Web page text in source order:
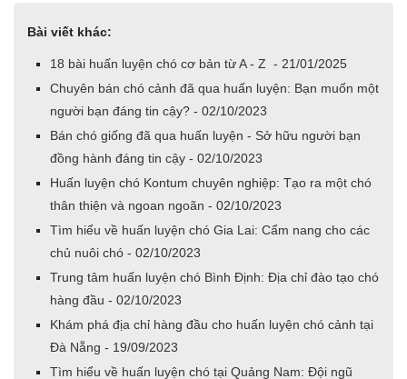
Bài viết khác:
18 bài huấn luyện chó cơ bản từ A - Z - 21/01/2025
Chuyên bán chó cảnh đã qua huấn luyện: Bạn muốn một
người bạn đáng tin cậy? - 02/10/2023
Bán chó giống đã qua huấn luyện - Sở hữu người bạn
đồng hành đáng tin cậy - 02/10/2023
Huấn luyện chó Kontum chuyên nghiệp: Tạo ra một chó
thân thiện và ngoan ngoãn - 02/10/2023
Tìm hiểu về huấn luyện chó Gia Lai: Cẩm nang cho các
chủ nuôi chó - 02/10/2023
Trung tâm huấn luyện chó Bình Định: Địa chỉ đào tạo chó
hàng đầu - 02/10/2023
Khám phá địa chỉ hàng đầu cho huấn luyện chó cảnh tại
Đà Nẵng - 19/09/2023
Tìm hiểu về huấn luyện chó tại Quảng Nam: Đội ngũ